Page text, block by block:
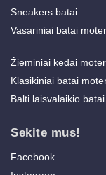
Sneakers batai
Vasariniai batai
Žieminiai kedai
Klasikiniai batai
Balti laisvalaikio batai
Sekite mus!
Facebook